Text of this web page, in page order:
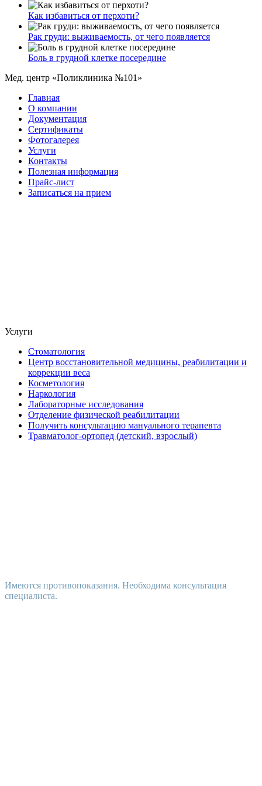
Как избавиться от перхоти?
Рак груди: выживаемость, от чего появляется
Боль в грудной клетке посередине
Мед. центр «Поликлиника №101»
Главная
О компании
Документация
Сертификаты
Фотогалерея
Услуги
Контакты
Полезная информация
Прайс-лист
Записаться на прием
Услуги
Стоматология
Центр восстановительной медицины, реабилитации и
коррекции веса
Косметология
Наркология
Лабораторные исследования
Отделение физической реабилитации
Получить консультацию мануального терапевта
Травматолог-ортопед (детский, взрослый)
Имеются противопоказания. Необходима консультация
специалиста.